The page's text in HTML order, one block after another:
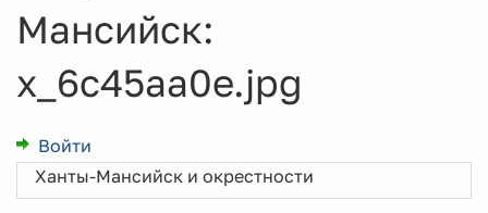
Мансийск:
x_6c45aa0e.jpg
Войти
Ханты-Мансийск и окрестности